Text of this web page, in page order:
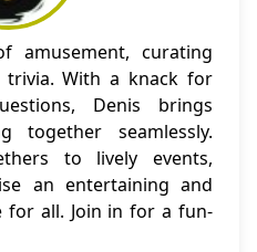
amusement, curating
trivia. With a knack for
Denis brings
together seamlessly.
to lively events,
an entertaining and
for all. Join in for a fun-